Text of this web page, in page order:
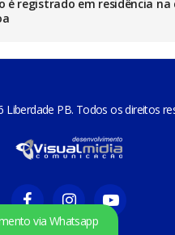
é registrado em residência na
via Whatsapp
Liberdade PB. Todos os direitos